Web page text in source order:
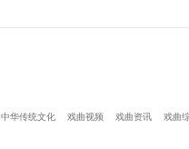
中华传统文化 戏曲视频 戏曲资讯 戏曲